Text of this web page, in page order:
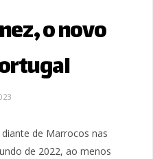
o novo
de Marrocos nas
de 2022, ao menos